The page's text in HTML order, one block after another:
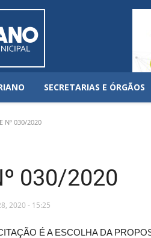
SECRETARIAS E ÓRGÃOS
Nº 030/2020
030/2020
2020 - 15:25
É A ESCOLHA DA